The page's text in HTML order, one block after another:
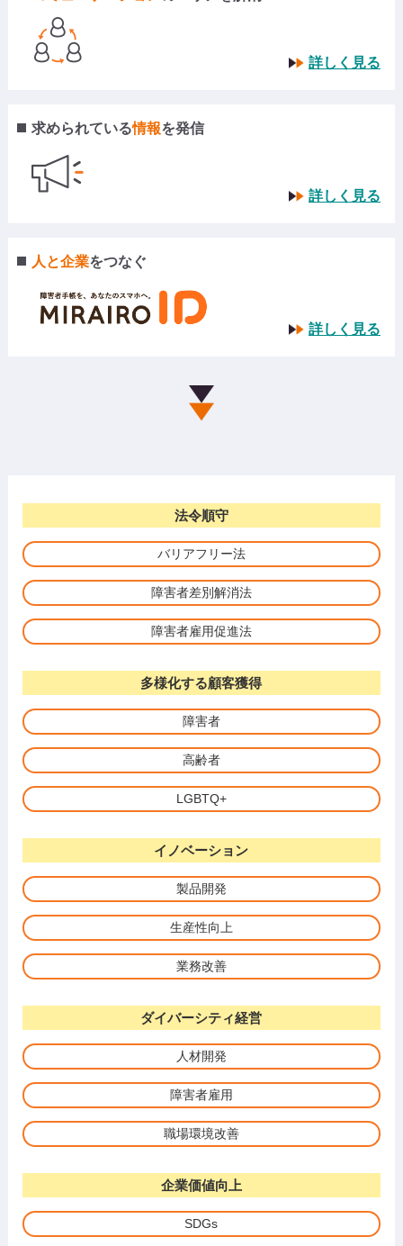
詳しく見る
求められている情報を発信
詳しく見る
人と企業をつなぐ
詳しく見る
法令順守
バリアフリー法
障害者差別解消法
障害者雇用促進法
多様化する顧客獲得
障害者
高齢者
LGBTQ+
イノベーション
製品開発
生産性向上
業務改善
ダイバーシティ経営
人材開発
障害者雇用
職場環境改善
企業価値向上
SDGs